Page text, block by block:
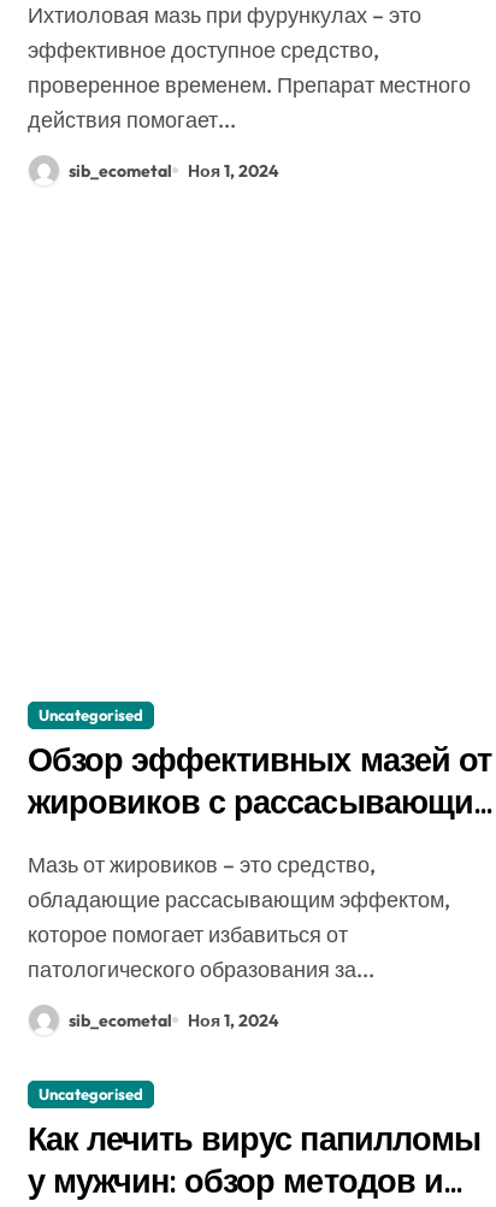
Ихтиоловая мазь при фурункулах – это
эффективное доступное средство,
проверенное временем. Препарат местного
действия помогает...
sib_ecometal Ноя 1, 2024
Uncategorised
Обзор эффективных мазей от
жировиков с рассасывающим
Мазь от жировиков – это средство,
обладающие рассасывающим эффектом,
которое помогает избавиться от
патологического образования за...
sib_ecometal Ноя 1, 2024
Uncategorised
Как лечить вирус папилломы
у мужчин: обзор методов и